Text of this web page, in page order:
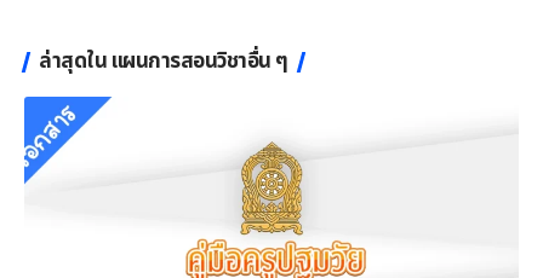
ล่าสุดใน แผนการสอนวิชาอื่น ๆ